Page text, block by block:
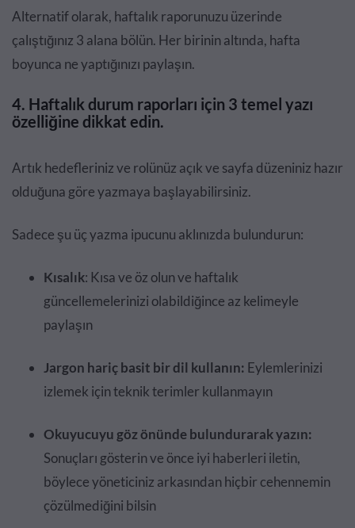
Alternatif olarak, haftalık raporunuzu üzerinde
çalıştığınız 3 alana bölün. Her birinin altında, hafta
boyunca ne yaptığınızı paylaşın.
4. Haftalık durum raporları için 3 temel yazı
özelliğine dikkat edin.
Artık hedefleriniz ve rolünüz açık ve sayfa düzeniniz hazır
olduğuna göre yazmaya başlayabilirsiniz.
Sadece şu üç yazma ipucunu aklınızda bulundurun:
Kısalık: Kısa ve öz olun ve haftalık
güncellemelerinizi olabildiğince az kelimeyle
paylaşın
Jargon hariç basit bir dil kullanın: Eylemlerinizi
izlemek için teknik terimler kullanmayın
Okuyucuyu göz önünde bulundurarak yazın:
Sonuçları gösterin ve önce iyi haberleri iletin,
böylece yöneticiniz arkasından hiçbir cehennemin
çözülmediğini bilsin